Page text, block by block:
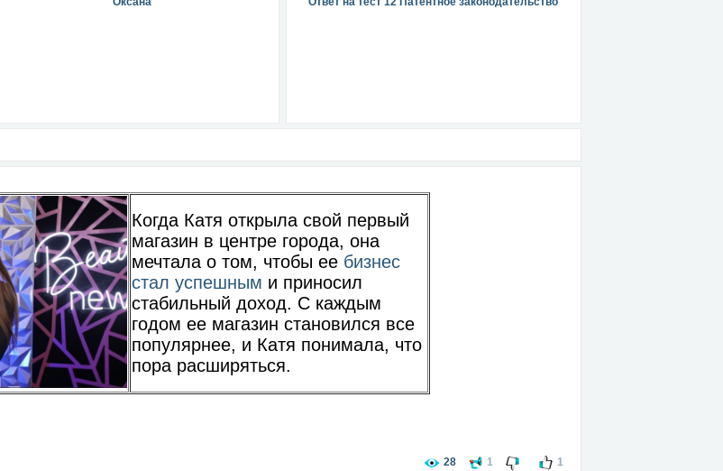
Когда Катя открыла свой первый
магазин в центре города, она
мечтала о том, чтобы ее бизнес
стал успешным и приносил
стабильный доход. С каждым
годом ее магазин становился все
популярнее, и Катя понимала, что
пора расширяться.
28 1 1